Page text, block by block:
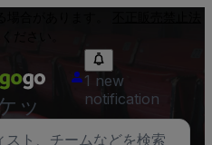
ッ
コ
1 new
notification